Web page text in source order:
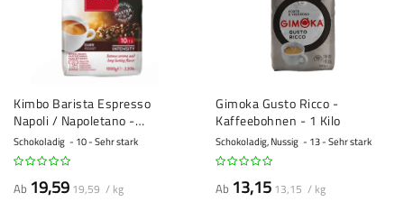
Kimbo Barista Espresso
Napoli / Napoletano -
Kaffeebohnen - 1 Kilo
Schokoladig 10 - Sehr stark
Ab 19,59 19,59 / kg
Gimoka Gusto Ricco -
Kaffeebohnen - 1 Kilo
Schokoladig, Nussig 13 - Sehr stark
Ab 13,15 13,15 / kg